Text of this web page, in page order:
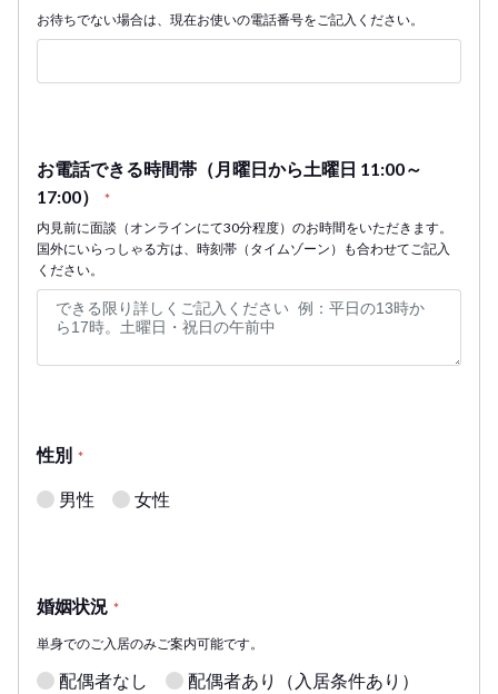
お待ちでない場合は、現在お使いの電話番号をご記入ください。
お電話できる時間帯（月曜日から土曜日 11:00～
17:00）
*
内見前に面談（オンラインにて30分程度）のお時間をいただきます。
国外にいらっしゃる方は、時刻帯（タイムゾーン）も合わせてご記入
ください。
性別 *
男性 女性
婚姻状況 *
単身でのご入居のみご案内可能です。
配偶者なし 配偶者あり（入居条件あり）